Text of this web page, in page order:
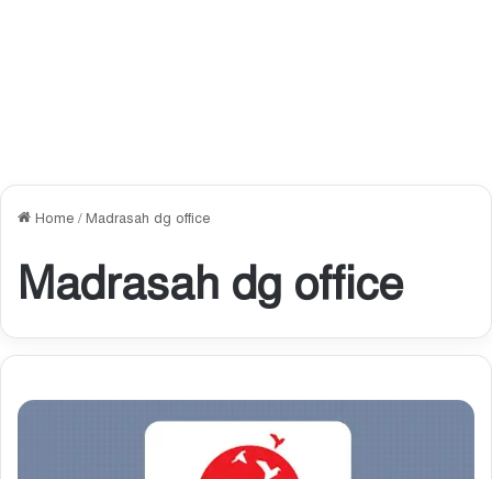
Home /Madrasah dg office
Madrasah dg office